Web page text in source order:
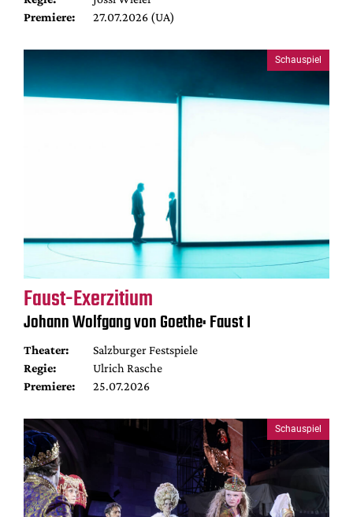
Premiere:
27.07.2026 (UA)
Schauspiel
Faust-Exerzitium
Johann Wolfgang von Goethe: Faust I
Theater:
Salzburger Festspiele
Regie:
Ulrich Rasche
Premiere:
25.07.2026
Schauspiel